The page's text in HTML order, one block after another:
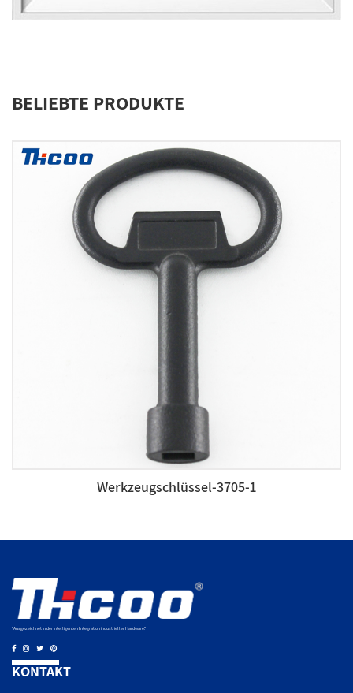
BELIEBTE PRODUKTE
Werkzeugschlüssel-3705-1
"Ausgezeichnet in der intelligenten Integration industrieller Hardware."
KONTAKT